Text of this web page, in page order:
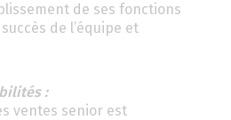
de ses fonctions
de l’équipe et
s :
ventes senior est